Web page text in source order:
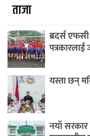
ताजा
ब्रदर्स
पत्रकारलाई
यस्ता छन्
नयाँ सरकार